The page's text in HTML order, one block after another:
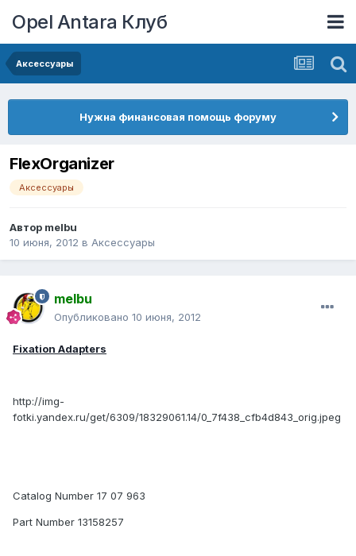
Opel Antara Клуб
Аксессуары
Нужна финансовая помощь форуму
FlexOrganizer
Аксессуары
Автор melbu
10 июня, 2012 в Аксессуары
melbu
Опубликовано 10 июня, 2012
Fixation Adapters
http://img-
fotki.yandex.ru/get/6309/18329061.14/0_7f438_cfb4d843_orig.jpeg
Catalog Number 17 07 963
Part Number 13158257